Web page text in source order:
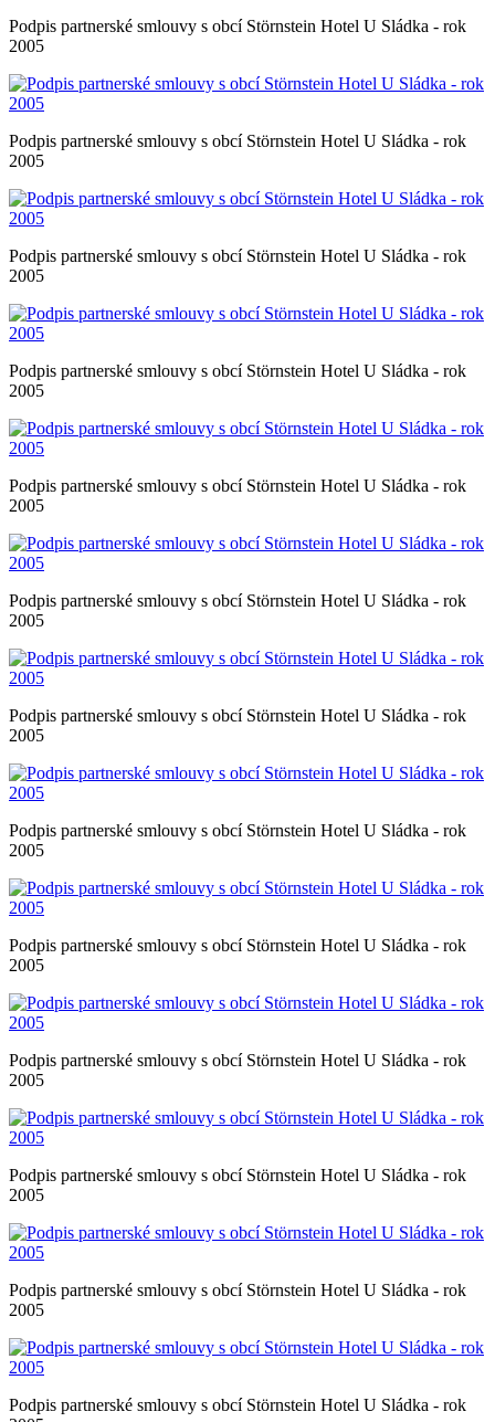
Podpis partnerské smlouvy s obcí Störnstein Hotel U Sládka - rok
2005
Podpis partnerské smlouvy s obcí Störnstein Hotel U Sládka - rok
2005
Podpis partnerské smlouvy s obcí Störnstein Hotel U Sládka - rok
2005
Podpis partnerské smlouvy s obcí Störnstein Hotel U Sládka - rok
2005
Podpis partnerské smlouvy s obcí Störnstein Hotel U Sládka - rok
2005
Podpis partnerské smlouvy s obcí Störnstein Hotel U Sládka - rok
2005
Podpis partnerské smlouvy s obcí Störnstein Hotel U Sládka - rok
2005
Podpis partnerské smlouvy s obcí Störnstein Hotel U Sládka - rok
2005
Podpis partnerské smlouvy s obcí Störnstein Hotel U Sládka - rok
2005
Podpis partnerské smlouvy s obcí Störnstein Hotel U Sládka - rok
2005
Podpis partnerské smlouvy s obcí Störnstein Hotel U Sládka - rok
2005
Podpis partnerské smlouvy s obcí Störnstein Hotel U Sládka - rok
2005
Podpis partnerské smlouvy s obcí Störnstein Hotel U Sládka - rok